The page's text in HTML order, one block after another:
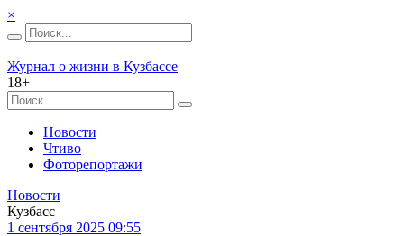
×
Журнал о жизни в Кузбассе
18+
Новости
Чтиво
Фоторепортажи
Новости
Кузбасс
1 сентября 2025 09:55